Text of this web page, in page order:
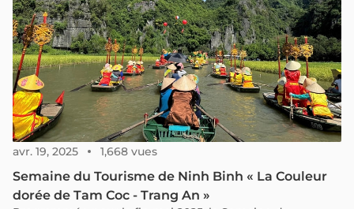
avr. 19, 2025 1,668 vues
Semaine du Tourisme de Ninh Binh « La Couleur
dorée de Tam Coc - Trang An »